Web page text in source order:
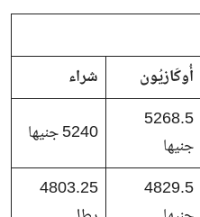
أُوكَازيُون شراء
5268.5
جنيها
5240 جنيها
4829.5
4803.25